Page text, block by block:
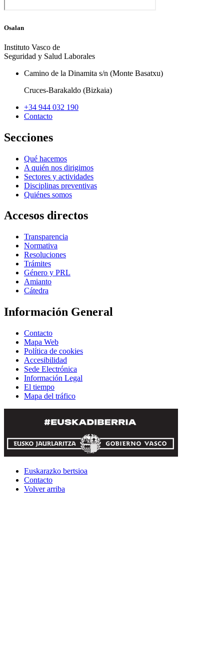
Osalan
Instituto Vasco de
Seguridad y Salud Laborales
Camino de la Dinamita s/n (Monte Basatxu)
Cruces-Barakaldo (Bizkaia)
+34 944 032 190
Contacto
Secciones
Qué hacemos
A quién nos dirigimos
Sectores y actividades
Disciplinas preventivas
Quiénes somos
Accesos directos
Transparencia
Normativa
Resoluciones
Trámites
Género y PRL
Amianto
Cátedra
Información General
Contacto
Mapa Web
Política de cookies
Accesibilidad
Sede Electrónica
Información Legal
El tiempo
Mapa del tráfico
Euskarazko bertsioa
Contacto
Volver arriba